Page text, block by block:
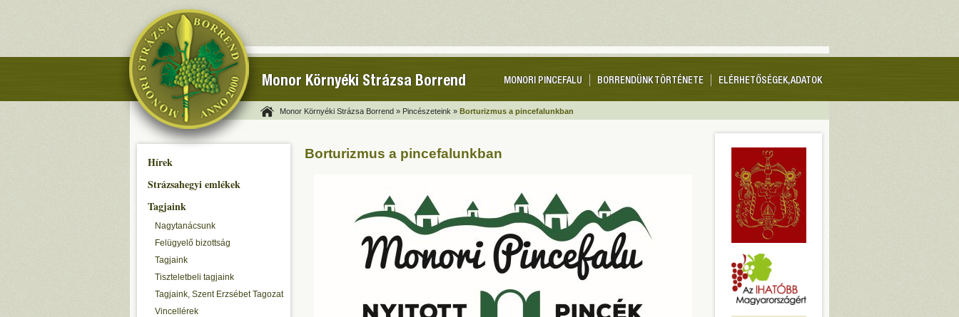
Monor Környéki Strázsa Borrend ELÉRHETŐSÉGEK, ADATOK
BORRENDÜNK TÖRTÉNETE
MONORI PINCEFALU
Monor Környéki Strázsa Borrend » Pincészeteink » Borturizmus a pincefalunkban
Hírek
Strázsahegyi emlékek
Tagjaink
Nagytanácsunk
Felügyelő bizottság
Tagjaink
Tiszteletbeli tagjaink
Tagjaink, Szent Erzsébet Tagozat
Vincellérek
Borturizmus a pincefalunkban